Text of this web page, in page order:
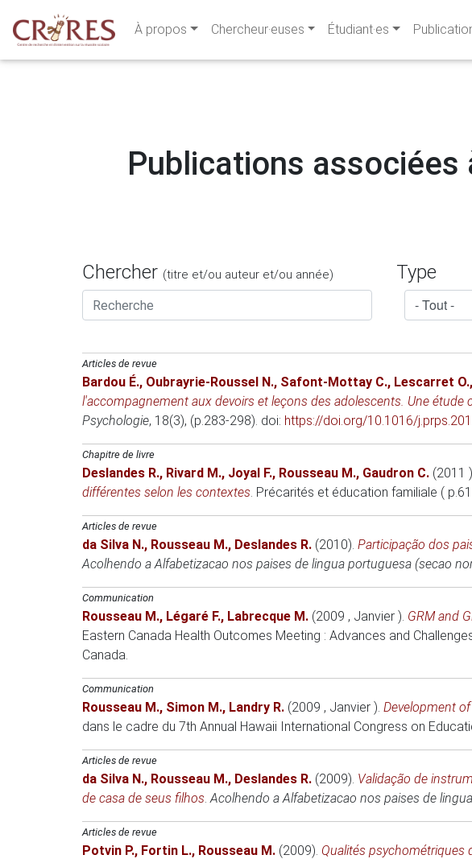
À propos Chercheur·euses Étudiant·es
Publications associées
Chercher (titre et/ou auteur et/ou année) Type
Articles de revue
Bardou É., Oubrayrie-Roussel N., Safont-Mottay C., Lescarret O.,
l'accompagnement aux devoirs et leçons des adolescents. Une étude
Psychologie, 18(3), (p.283-298). doi: https://doi.org/10.1016/
Chapitre de livre
Deslandes R., Rivard M., Joyal F., Rousseau M., Gaudron C. (2011 )
différentes selon les contextes. Précarités et éducation familiale (
Articles de revue
da Silva N., Rousseau M., Deslandes R. (2010). Participação dos
Acolhendo a Alfabetizacao nos paises de lingua portuguesa (secao
Communication
Rousseau M., Légaré F., Labrecque M. (2009 , Janvier ). GRM and
Eastern Canada Health Outcomes Meeting : Advances and
Canada.
Communication
Rousseau M., Simon M., Landry R. (2009 , Janvier ). Development
dans le cadre du 7th Annual Hawaii International Congress on
Articles de revue
da Silva N., Rousseau M., Deslandes R. (2009). Validação de
de casa de seus filhos.Acolhendo a Alfabetizacao nos paises de
Articles de revue
Potvin P., Fortin L., Rousseau M. (2009). Qualités psychométriques